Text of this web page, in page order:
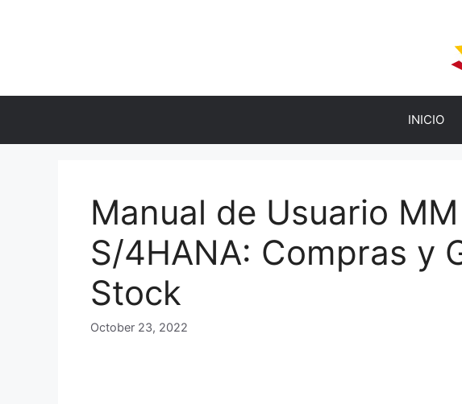
INICIO
Manual de Usuario
S/4HANA: Compras y
Stock
October 23, 2022